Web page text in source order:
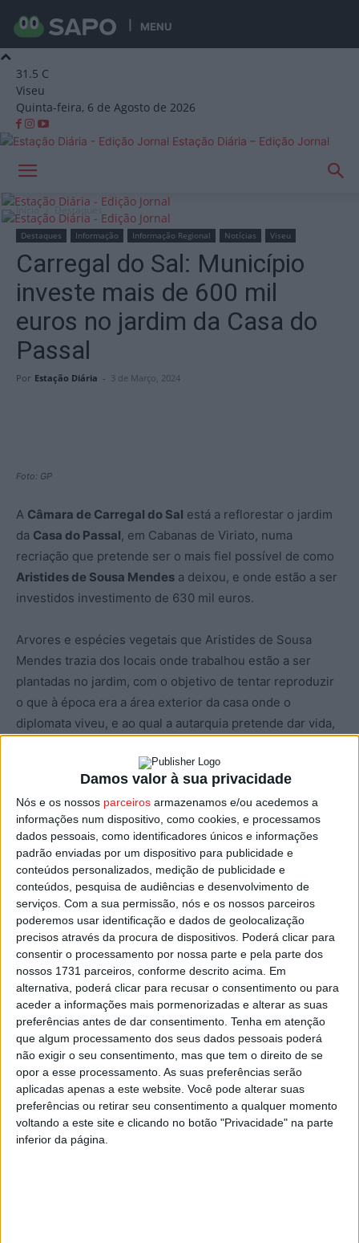
Damos valor à sua privacidade
Nós e os nossos parceiros armazenamos e/ou acedemos a
informações num dispositivo, como cookies, e processamos
dados pessoais, como identificadores únicos e informações
padrão enviadas por um dispositivo para publicidade e
conteúdos personalizados, medição de publicidade e
conteúdos, pesquisa de audiências e desenvolvimento de
serviços. Com a sua permissão, nós e os nossos parceiros
poderemos usar identificação e dados de geolocalização
precisos através da procura de dispositivos. Poderá clicar para
consentir o processamento por nossa parte e pela parte dos
nossos 1731 parceiros, conforme descrito acima. Em
alternativa, poderá clicar para recusar o consentimento ou para
aceder a informações mais pormenorizadas e alterar as suas
preferências antes de dar consentimento. Tenha em atenção
que algum processamento dos seus dados pessoais poderá
não exigir o seu consentimento, mas que tem o direito de se
opor a esse processamento. As suas preferências serão
aplicadas apenas a este website. Você pode alterar suas
preferências ou retirar seu consentimento a qualquer momento
voltando a este site e clicando no botão "Privacidade" na parte
inferior da página.
MENU
31.5 C
Viseu
Quinta-feira, 6 de Agosto de 2026
Estação Diária – Edição Jornal
Início Destaques
Destaques Informação Informação Regional Notícias Viseu
Carregal do Sal: Município
investe mais de 600 mil
euros no jardim da Casa do
Passal
Por Estação Diária - 3 de Março, 2024
Foto: GP
A Câmara de Carregal do Sal está a reflorestar o jardim
da Casa do Passal, em Cabanas de Viriato, numa
recriação que pretende ser o mais fiel possível de como
Aristides de Sousa Mendes a deixou, e onde estão a ser
investidos investimento de 630 mil euros.
Arvores e espécies vegetais que Aristides de Sousa
Mendes trazia dos locais onde trabalhou estão a ser
plantadas no jardim, com o objetivo de tentar reproduzir
o que à época era a área exterior da casa onde o
diplomata viveu, e ao qual a autarquia pretende dar vida,
quais concertos de música.
A Casa do Passal, transformada em museu, e que vai
abrir portas a 29 de julho, tem nesta altura o exterior em
fase de arranjos, onde estão a ser investidos 630 mil
euros que vão permitir recuperar e transformar em
jardim um espaço com cerca de dois hectares, com a
coordenação dos trabalhos a envolver o Instituto de
Conservação da Natureza e Florestas (ICNF).
Com a exceção das árvores de maior porte, que não
existem em viveiros e por isso terão que passar pelo
normal processo de crescimento, a expetativa da
autarquia é que no dia da abertura do Museu o jardim
possa já estar próximo do que se pretende.
A autarquia de Carregal do Sal garantiu acordos com as
congéneres de Bordéus (França), Curitiba (Brasil) e
Antuérpia (Bélgica), de onde vão chegar algumas das